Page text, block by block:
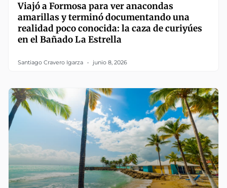
Viajó a Formosa para ver anacondas
amarillas y terminó documentando una
realidad poco conocida: la caza de curiyúes
en el Bañado La Estrella
Santiago Cravero Igarza junio 8, 2026